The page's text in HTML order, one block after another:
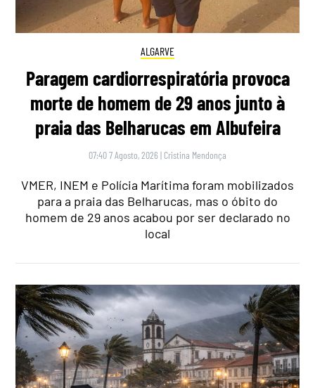
ALGARVE
Paragem cardiorrespiratória provoca
morte de homem de 29 anos junto à
praia das Belharucas em Albufeira
07:40 7 Agosto, 2026 | Cristina Mendonça
VMER, INEM e Polícia Marítima foram mobilizados
para a praia das Belharucas, mas o óbito do
homem de 29 anos acabou por ser declarado no
local